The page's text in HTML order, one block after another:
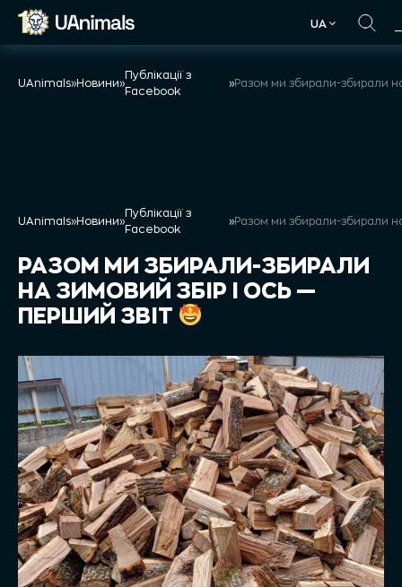
Skip
UA
UAnimals»Новини»
Публікації з
Facebook
»
UAnimals»Новини»
Публікації з
Facebook
»
РАЗОМ МИ ЗБИРАЛИ-ЗБИРАЛИ
НА ЗИМОВИЙ ЗБІР І ОСЬ —
ПЕРШИЙ ЗВІТ